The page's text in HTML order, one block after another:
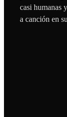
casi humanas
a canción en